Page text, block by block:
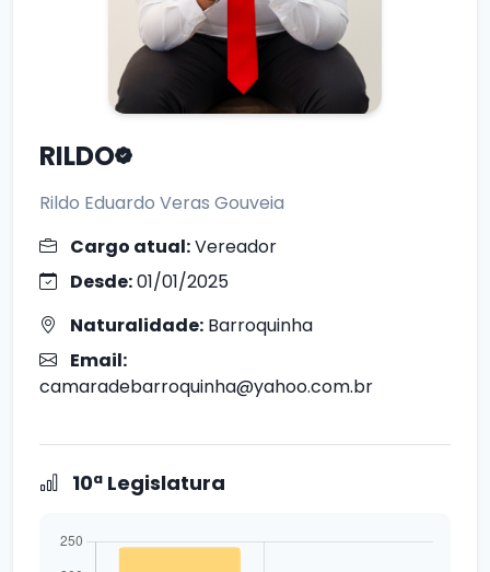
RILDO
Rildo Eduardo Veras Gouveia
Cargo atual:Vereador
Desde:01/01/2025
Naturalidade: Barroquinha
Email:
camaradebarroquinha@yahoo.com.br
10ª Legislatura